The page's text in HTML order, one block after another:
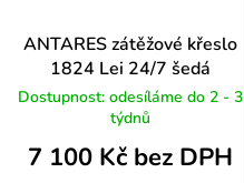
ANTARES zátěžové křeslo
1824 Lei 24/7 šedá
Dostupnost: odesíláme do 2 - 3
týdnů
7 100 Kč bez DPH